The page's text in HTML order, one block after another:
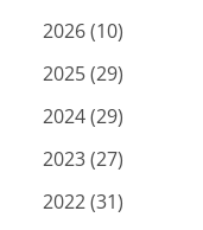
2026 (10)
2025 (29)
2024 (29)
2023 (27)
2022 (31)